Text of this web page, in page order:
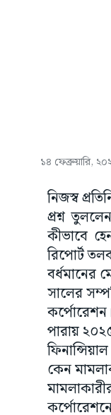
১৪ ফেব্রুয়ারি,
নিজস্ব
প্রশ্ন
কীভাবে
রিপোর্ট
বর্ধমানের
সালের
পারায়
কেন